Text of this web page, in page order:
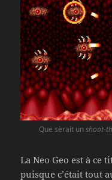
Que serait unshoot-
La Neo Geo est à ce
puisque c’était tout